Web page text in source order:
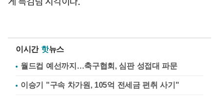
이시간 핫뉴스
월드컵 예선까지…축구협회, 심판 성접대 파문
이승기 "구속 차가원, 105억 전세금 편취 사기"